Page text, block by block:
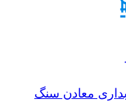
معادن سنگ